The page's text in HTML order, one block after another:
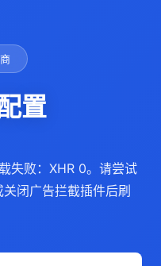
置
失败：XHR 0。请尝试
闭广告拦截插件后刷